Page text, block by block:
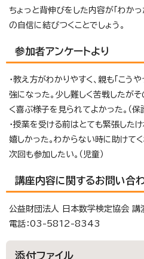
ちょっと背伸びをした内容が「わか
の自信に結びつくことでしょう。
参加者アンケートより
・教え方がわかりやすく、親も「こう
強になった。少し難しく苦戦したが
く喜ぶ様子を見られてよかった。（保
・授業を受ける前はとても緊張した
嬉しかった。わからない時に助けて
次回も参加したい。（児童）
講座内容に関するお問い合
公益財団法人 日本数学検定協会 講
電話：03-5812-8343
添付ファイル